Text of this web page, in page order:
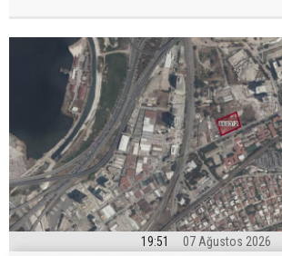
19:51 07 Ağustos 2026